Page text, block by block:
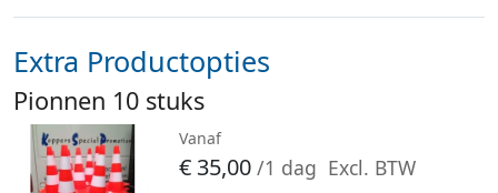
Extra Productopties
Pionnen 10 stuks
Vanaf
€ 35,00 /1 dag Excl. BTW